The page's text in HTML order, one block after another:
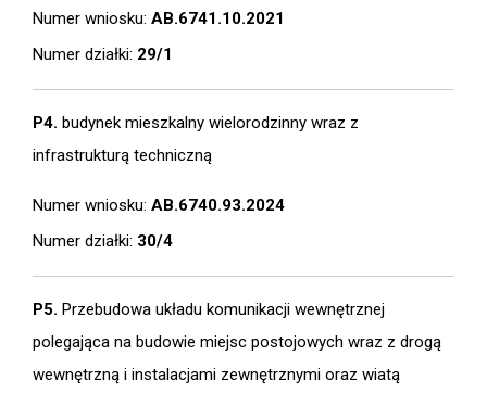
Numer wniosku: AB.6741.10.2021
Numer działki: 29/1
P4. budynek mieszkalny wielorodzinny wraz z
infrastrukturą techniczną
Numer wniosku: AB.6740.93.2024
Numer działki: 30/4
P5. Przebudowa układu komunikacji wewnętrznej
polegająca na budowie miejsc postojowych wraz z drogą
wewnętrzną i instalacjami zewnętrznymi oraz wiatą